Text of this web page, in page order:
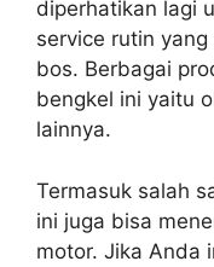
diperhatikan lagi
service rutin
bos. Berbagai
bengkel ini yaitu
lainnya.
Termasuk salah
ini juga bisa
motor. Jika Anda